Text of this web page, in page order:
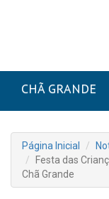
CHÃ GRANDE
Página Inicial
Festa das
Chã Grande